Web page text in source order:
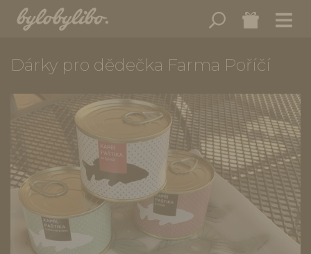
Dárky pro dědečka Farma Poříčí